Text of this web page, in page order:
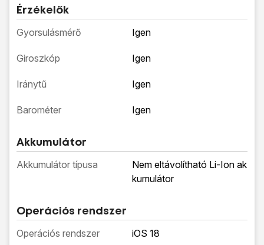
Érzékelők
Gyorsulásmérő Igen
Giroszkóp Igen
Iránytű Igen
Barométer Igen
Akkumulátor
Akkumulátor típusa
Nem eltávolítható Li-Ion ak
kumulátor
Operációs rendszer
Operációs rendszer iOS 18